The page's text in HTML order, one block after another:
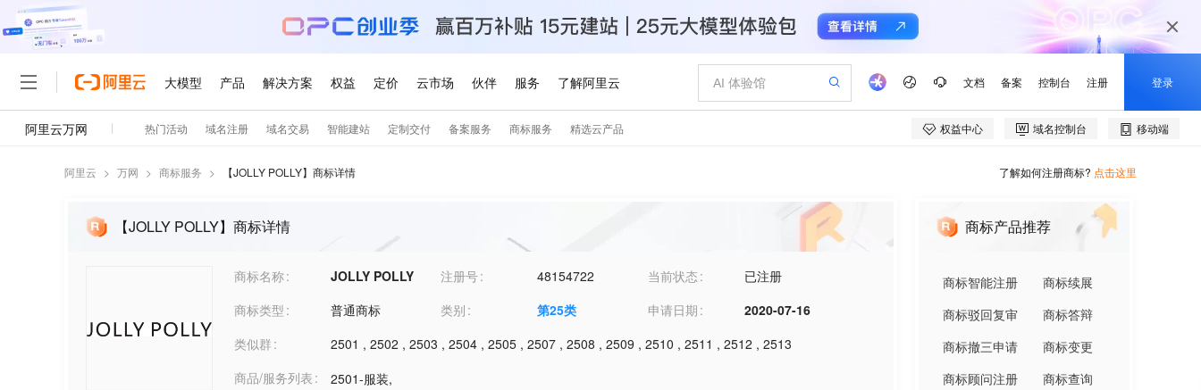
阿里云 > 万网 > 商标服务 > 【JOLLY POLLY】商标详情 了解如何注册商标? 点击这里
【JOLLY POLLY】商标详情
商标名称 JOLLY POLLY 注册号 48154722 当前状态
已注册
商标类型
普通商标 类别 第25类 申请日期
2020-07-16
类似群
2501 , 2502 , 2503 , 2504 , 2505 , 2507 , 2508 , 2509 , 2510 , 2511 , 2512 , 2513
商品/服务列表
2501-服装,
商标产品推荐
商标智能注册
商标续展
商标驳回复审
商标答辩
商标撤三申请
商标变更
商标顾问注册
商标查询